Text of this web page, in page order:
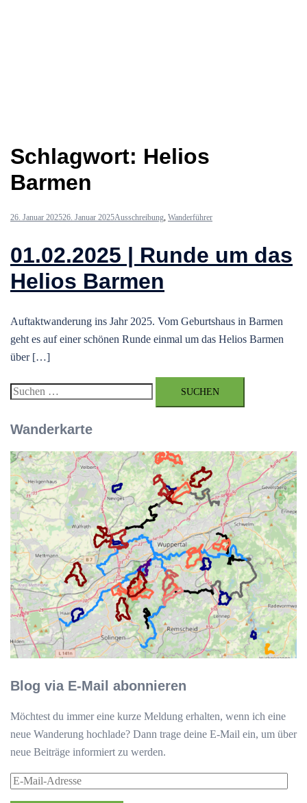
Schlagwort: Helios
Barmen
26. Januar 202526. Januar 2025Ausschreibung, Wanderführer
01.02.2025 | Runde um das
Helios Barmen
Auftaktwanderung ins Jahr 2025. Vom Geburtshaus in Barmen
geht es auf einer schönen Runde einmal um das Helios Barmen
über […]
Suchen
Wanderkarte
Blog via E-Mail abonnieren
Möchtest du immer eine kurze Meldung erhalten, wenn ich eine
neue Wanderung hochlade? Dann trage deine E-Mail ein, um über
neue Beiträge informiert zu werden.
E-